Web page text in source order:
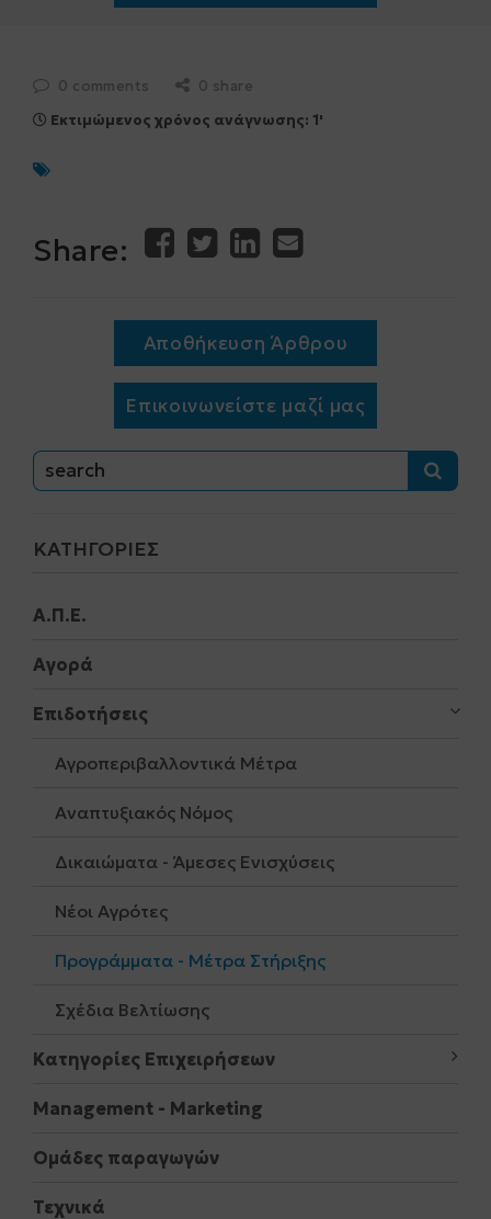
0 comments
0 share
Εκτιμώμενος χρόνος ανάγνωσης: 1'
Share:
Αποθήκευση Άρθρου
Επικοινωνείστε μαζί μας
ΚΑΤΗΓΟΡΊΕΣ
Α.Π.Ε.
Αγορά
Επιδοτήσεις
Αγροπεριβαλλοντικά Μέτρα
Αναπτυξιακός Νόμος
Δικαιώματα - Άμεσες Ενισχύσεις
Νέοι Αγρότες
Προγράμματα - Μέτρα Στήριξης
Σχέδια Βελτίωσης
Κατηγορίες Επιχειρήσεων
Μanagement - Marketing
Ομάδες παραγωγών
Τεχνικά